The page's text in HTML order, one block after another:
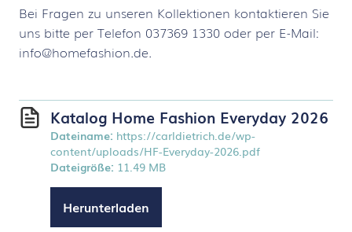
Bei Fragen zu unseren Kollektionen kontaktieren Sie
uns bitte per Telefon 037369 1330 oder per E-Mail:
info@homefashion.de.
Katalog Home Fashion Everyday 2026
Dateiname: https://carldietrich.de/wp-
content/uploads/HF-Everyday-2026.pdf
Dateigröße: 11.49 MB
Herunterladen